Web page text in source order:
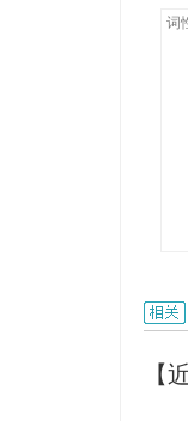
词
【